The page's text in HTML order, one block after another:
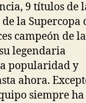
9 títulos de
la Supercopa
campeón de
legendaria
popularidad y
ahora.
siempre ha